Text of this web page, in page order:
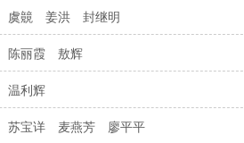
虞竸 姜洪 封继明
陈丽霞 敖辉
温利辉
苏宝详 麦燕芳 廖平平